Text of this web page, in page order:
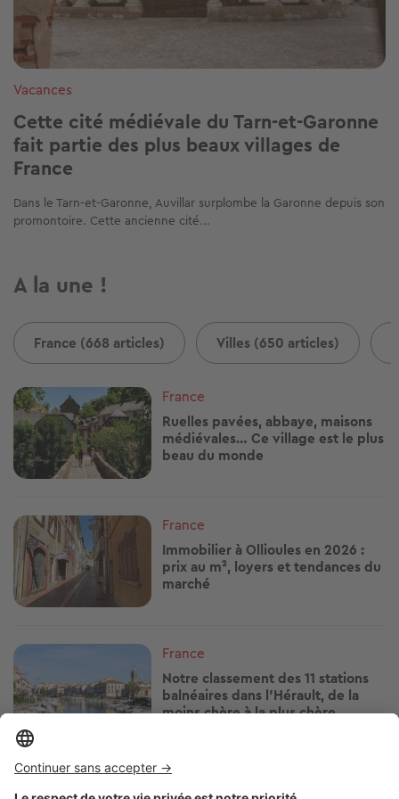
Vacances
Cette cité médiévale du Tarn-et-Garonne
fait partie des plus beaux villages de
France
Dans le Tarn-et-Garonne, Auvillar surplombe la Garonne depuis son
promontoire. Cette ancienne cité...
A la une !
France (668 articles) Villes (650 articles)
Image
France
Ruelles pavées, abbaye, maisons
médiévales… Ce village est le plus
beau du monde
Image
France
Immobilier à Ollioules en 2026 :
prix au m², loyers et tendances du
marché
Image
France
Notre classement des 11 stations
balnéaires dans l'Hérault, de la
moins chère à la plus chère
Image